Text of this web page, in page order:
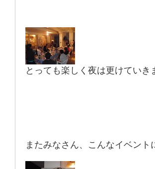
とっても楽しく夜は更けていき
またみなさん、こんなイベント